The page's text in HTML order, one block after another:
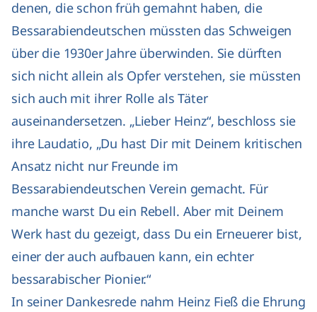
denen, die schon früh gemahnt haben, die
Bessarabiendeutschen müssten das Schweigen
über die 1930er Jahre überwinden. Sie dürften
sich nicht allein als Opfer verstehen, sie müssten
sich auch mit ihrer Rolle als Täter
auseinandersetzen. „Lieber Heinz“, beschloss sie
ihre Laudatio, „Du hast Dir mit Deinem kritischen
Ansatz nicht nur Freunde im
Bessarabiendeutschen Verein gemacht. Für
manche warst Du ein Rebell. Aber mit Deinem
Werk hast du gezeigt, dass Du ein Erneuerer bist,
einer der auch aufbauen kann, ein echter
bessarabischer Pionier.“
In seiner Dankesrede nahm Heinz Fieß die Ehrung